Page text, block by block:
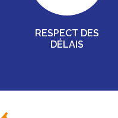
RESPECT DES
DÉLAIS